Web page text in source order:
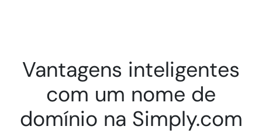
Vantagens inteligentes
com um nome de
domínio na Simply.com